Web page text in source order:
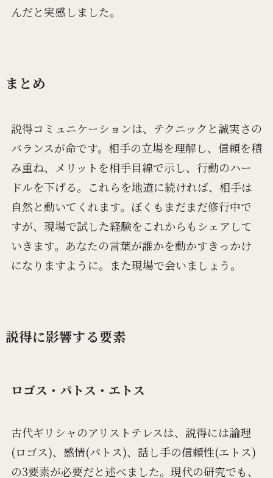
んだと実感しました。
まとめ
説得コミュニケーションは、テクニックと誠実さの
バランスが命です。相手の立場を理解し、信頼を積
み重ね、メリットを相手目線で示し、行動のハー
ドルを下げる。これらを地道に続ければ、相手は
自然と動いてくれます。ぼくもまだまだ修行中で
すが、現場で試した経験をこれからもシェアして
いきます。あなたの言葉が誰かを動かすきっかけ
になりますように。また現場で会いましょう。
説得に影響する要素
ロゴス・パトス・エトス
古代ギリシャのアリストテレスは、説得には論理
(ロゴス)、感情(パトス)、話し手の信頼性(エトス)
の3要素が必要だと述べました。現代の研究でも、